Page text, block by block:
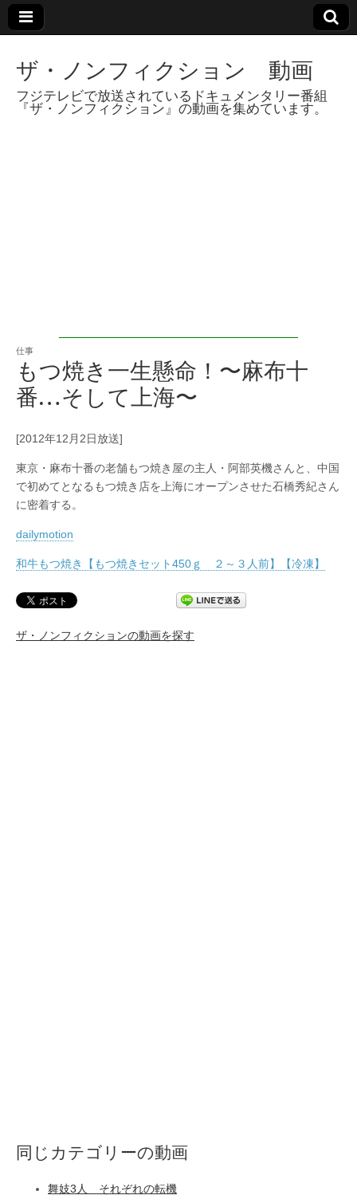
ザ・ノンフィクション 動画
フジテレビで放送されているドキュメンタリー番組
『ザ・ノンフィクション』の動画を集めています。
仕事
もつ焼き一生懸命！〜麻布十
番…そして上海〜
[2012年12月2日放送]
東京・麻布十番の老舗もつ焼き屋の主人・阿部英機さんと、中国
で初めてとなるもつ焼き店を上海にオープンさせた石橋秀紀さん
に密着する。
dailymotion
和牛もつ焼き【もつ焼きセット450ｇ ２～３人前】【冷凍】
ザ・ノンフィクションの動画を探す
同じカテゴリーの動画
舞妓3人 それぞれの転機